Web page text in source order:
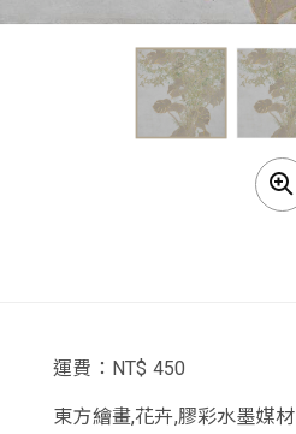
運費：NT$ 450
東方繪畫,花卉,膠彩水墨媒材